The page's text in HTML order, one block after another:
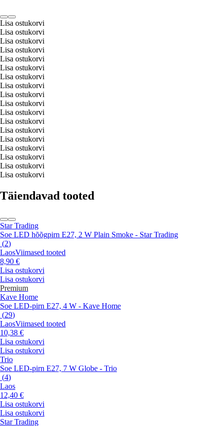
Lisa ostukorvi
Lisa ostukorvi
Lisa ostukorvi
Lisa ostukorvi
Lisa ostukorvi
Lisa ostukorvi
Lisa ostukorvi
Lisa ostukorvi
Lisa ostukorvi
Lisa ostukorvi
Lisa ostukorvi
Lisa ostukorvi
Lisa ostukorvi
Lisa ostukorvi
Lisa ostukorvi
Lisa ostukorvi
Lisa ostukorvi
Lisa ostukorvi
Täiendavad tooted
Star Trading
Soe LED hõõgpirn E27, 2 W Plain Smoke - Star Trading
(2)
LaosViimased tooted
8,90 €
Lisa ostukorvi
Lisa ostukorvi
Premium
Kave Home
Soe LED-pirn E27, 4 W - Kave Home
(29)
LaosViimased tooted
10,38 €
Lisa ostukorvi
Lisa ostukorvi
Trio
Soe LED-pirn E27, 7 W Globe - Trio
(4)
Laos
12,40 €
Lisa ostukorvi
Lisa ostukorvi
Star Trading